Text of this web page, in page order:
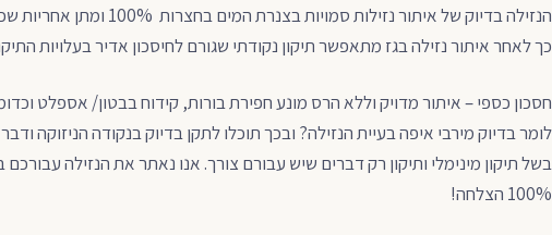
הנזילה בדיוק של איתור נזילות
כך לאחר איתור נזילה בגז מתאפשר תיקון נקודתי שגורם לחיסכון אדיר בעלויות
חסכון כספי – איתור מדויק וללא הרס מונע חפירת בורות, קידוח בבטון/ אספלט
לומר בדיוק מירבי איפה בעיית הנזילה? ובכך תוכלו לתקן בדיוק בנקודה הניזוקה
בשל תיקון מינימלי ותיקון רק דברים שיש עבורם צורך. אנו נאתר את הנזילה
100% הצלחה!